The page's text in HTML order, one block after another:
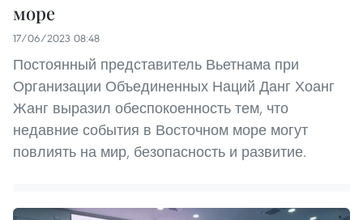
море
17/06/2023 08:48
Постоянный представитель Вьетнама при
Организации Объединенных Наций Данг Хоанг
Жанг выразил обеспокоенность тем, что
недавние события в Восточном море могут
повлиять на мир, безопасность и развитие.